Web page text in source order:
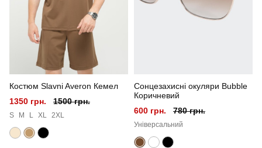
Стиль повсякденний
Сезон
Матеріал льон
Склад тканини 45% льон, 35% бавовна, 20% віскоза
Костюм Slavni Averon Кемел
1350 грн.
1500 грн.
S M L XL 2XL
Сонцезахисні окуляри Bubble
Коричневий
600 грн.
780 грн.
Універсальний